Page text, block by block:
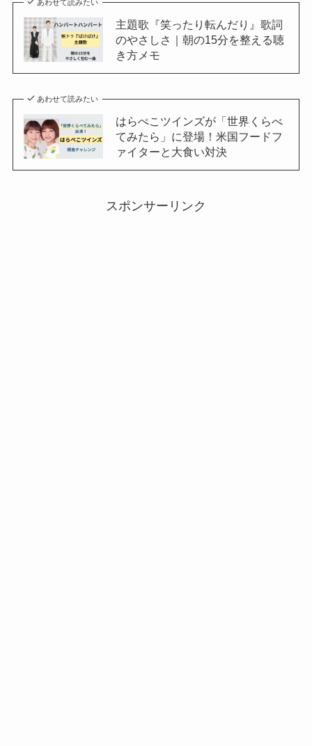
あわせて読みたい
主題歌『笑ったり転んだり』歌詞
のやさしさ｜朝の15分を整える聴
き方メモ
あわせて読みたい
はらぺこツインズが「世界くらべ
てみたら」に登場！米国フードフ
ァイターと大食い対決
スポンサーリンク